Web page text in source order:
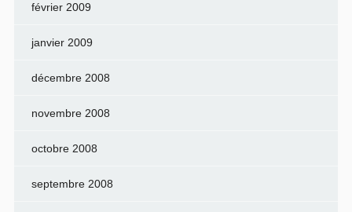
février 2009
janvier 2009
décembre 2008
novembre 2008
octobre 2008
septembre 2008